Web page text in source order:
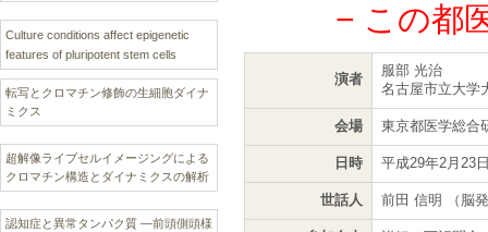
Culture conditions affect epigenetic
features of pluripotent stem cells
転写とクロマチン修飾の生細胞ダイナ
ミクス
超解像ライブセルイメージングによる
クロマチン構造とダイナミクスの解析
認知症と異常タンパク質 —前頭側頭様
− この都
演者
服部 光治
名古屋市立大学
会場 東京都医学総合
日時 平成29年2月23
世話人 前田 信明 （脳